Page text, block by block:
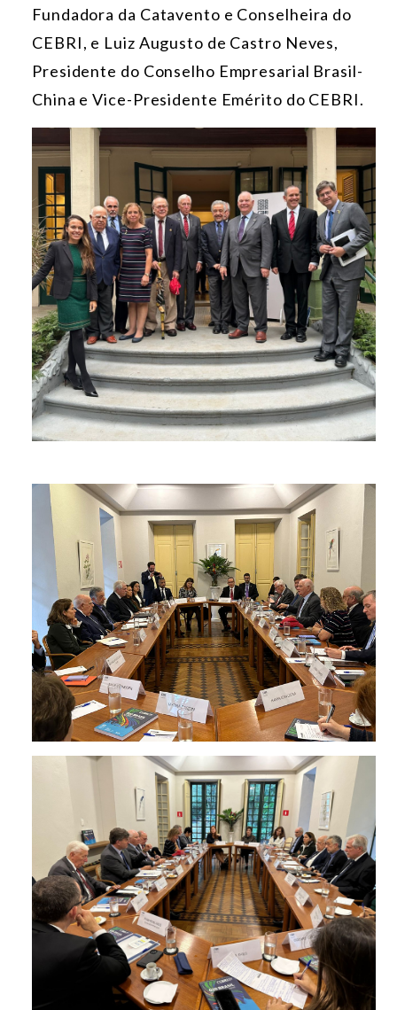
Fundadora da Catavento e Conselheira do
CEBRI, e Luiz Augusto de Castro Neves,
Presidente do Conselho Empresarial Brasil-
China e Vice-Presidente Emérito do CEBRI.